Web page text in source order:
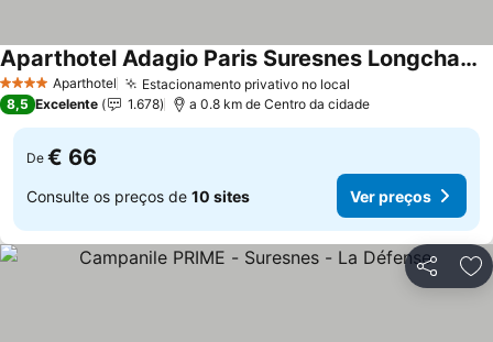
4 EstrelasAparthotel Estacionamento privativo no local
Aparthotel Adagio Paris Suresnes Longchamp
Ver preços
8,5 Excelente 1.678 a 0.8 km de Centro da cidade
De € 66
Consulte os preços de 10 sites Ver preços
Partilhar